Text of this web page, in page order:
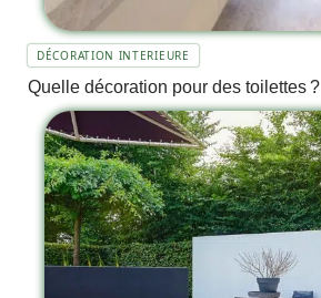
DÉCORATION INTERIEURE
Quelle décoration pour des toilettes ?